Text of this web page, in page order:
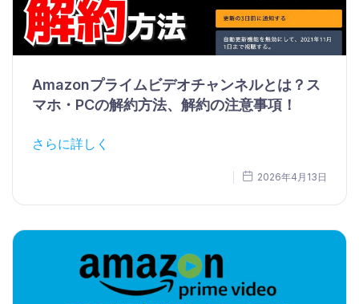
Amazonプライムビデオチャンネルとは？ス
マホ・PCの解約方法、解約の注意事項！
さらに詳しく
2026年4月13日